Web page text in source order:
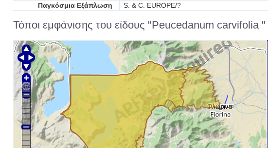
Παγκόσμια Εξάπλωση
S. & C. EUROPE/?
Τόποι εμφάνισης του είδους "Peucedanum carvifolia "
Φλώρινα